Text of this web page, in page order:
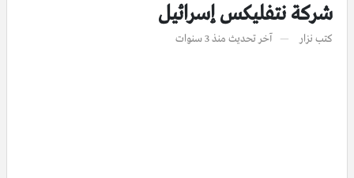
شركة نتفليكس إسرائيل
كتب نزار آخر تحديث منذ 3 سنوات